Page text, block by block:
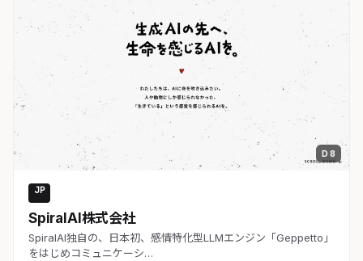
D 8
JP
SpiralAI株式会社
SpiralAI独自の、日本初、感情特化型LLMエンジン「Geppetto」
をはじめコミュニケーシ…